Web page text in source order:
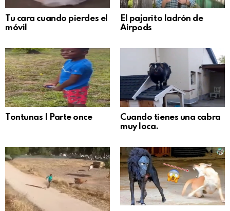
Tu cara cuando pierdes el
móvil
El pajarito ladrón de
Airpods
Tontunas | Parte once
Cuando tienes una cabra
muy loca.